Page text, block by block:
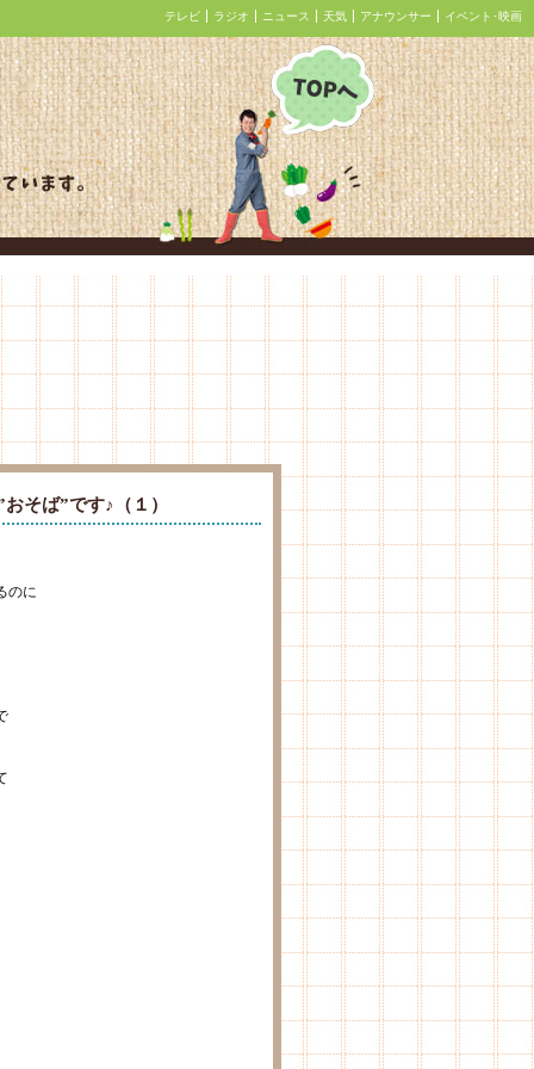
テレビ ラジオ ニュース 天気 アナウンサー イベント･映画
あぐり王国北海道NEXT
そば”です♪（１）
のに